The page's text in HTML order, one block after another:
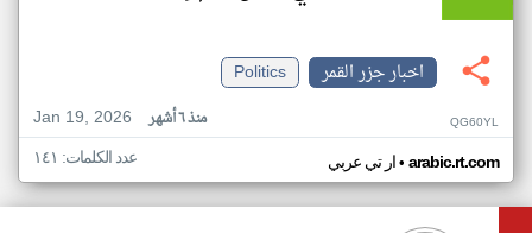
اخبار جزر القمر
Politics
Jan 19, 2026
منذ ٦ أشهر QG60YL
ار تي عربي• arabic.rt.com عدد الكلمات: ١٤١